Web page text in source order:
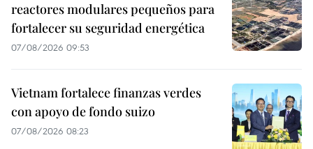
reactores modulares pequeños para
fortalecer su seguridad energética
07/08/2026 09:53
Vietnam fortalece finanzas verdes
con apoyo de fondo suizo
07/08/2026 08:23